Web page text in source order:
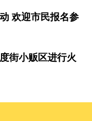
欢迎市民报名参
街小贩区进行火